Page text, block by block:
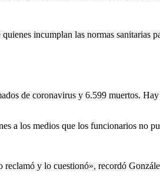
incumplan las normas
de coronavirus y 6.599 muertos.
a los medios que los funcionarios no
y lo cuestionó», recordó